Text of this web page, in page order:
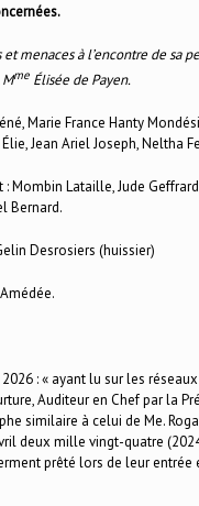
menaces à l’encontre de sa
me Élisée de Payen.
Marie France Hanty
Jean Ariel Joseph, Neltha
Mombin Lataille, Jude
Bernard.
Desrosiers (huissier)
: « ayant lu sur les
Auditeur en Chef par la
similaire à celui de Me.
deux mille vingt-quatre
prêté lors de leur